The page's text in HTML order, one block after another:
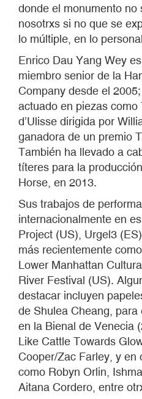
donde el monumento no
nosotrxs si no que se
lo múltiple, en lo
Enrico Dau Yang Wey
miembro senior de la
Company desde el
actuado en piezas
d’Ulisse dirigida por
ganadora de un premio
También ha llevado a
títeres para la
Horse, en 2013.
Sus trabajos de
internacionalmente en
Project (US), Urgel3
más recientemente
Lower Manhattan
River Festival (US).
destacar incluyen
de Shulea Cheang,
en la Bienal de Venecia
Like Cattle Towards
Cooper/Zac Farley, y en
como Robyn Orlin,
Aitana Cordero, entre